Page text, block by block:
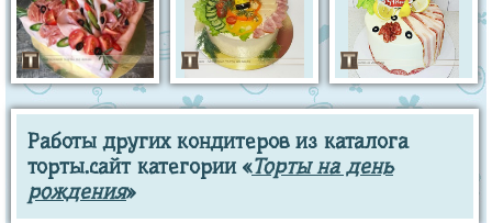
Работы других кондитеров из каталога
торты.сайт категории «Торты на день
рождения»